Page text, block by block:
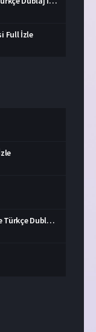
Full İzle
Yüzüklerin Efendisi İki Kule Türkçe Dublaj İzle